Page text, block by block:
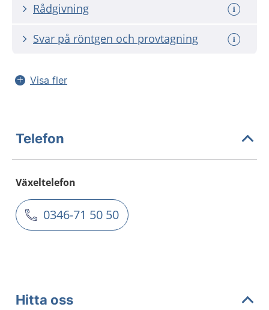
Rådgivning
Svar på röntgen och provtagning
Visa fler
Telefon
Växeltelefon
0346-71 50 50
Hitta oss